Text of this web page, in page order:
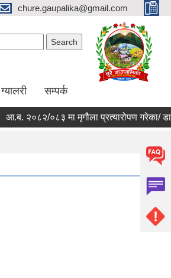
chure.gaupalika@gmail.com
ग्यालरी सम्पर्क
आ.ब. २०८२/०८३ मा मृगौला प्रत्यारोपण गरेका/